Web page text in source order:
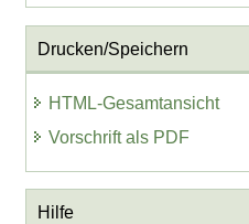
Drucken/Speichern
HTML-Gesamtansicht
Vorschrift als PDF
Hilfe